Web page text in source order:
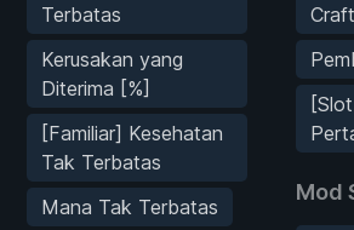
Terbatas
Kerusakan yang
Diterima [%]
[Familiar] Kesehatan
Tak Terbatas
Mana Tak Terbatas
Mod